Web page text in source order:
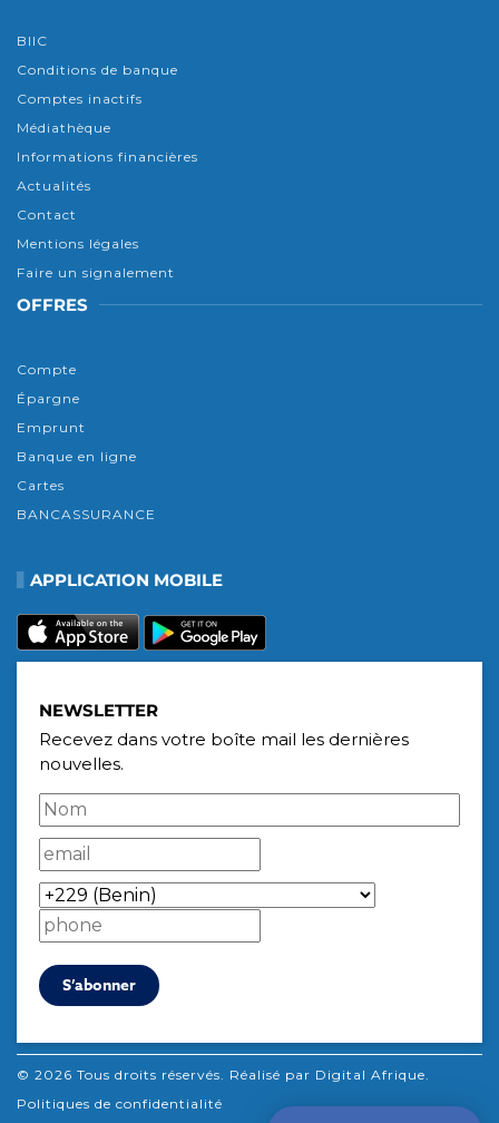
BIIC
Conditions de banque
Comptes inactifs
Médiathèque
Informations financières
Actualités
Contact
Mentions légales
Faire un signalement
OFFRES
Compte
Épargne
Emprunt
Banque en ligne
Cartes
BANCASSURANCE
APPLICATION MOBILE
NEWSLETTER
Recevez dans votre boîte mail les dernières
nouvelles.
© 2026 Tous droits réservés. Réalisé par Digital Afrique.
Politiques de confidentialité